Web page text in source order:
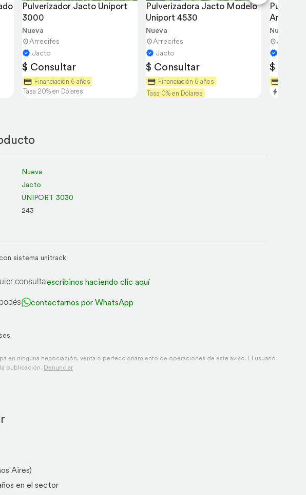
Pulverizador Jacto Uniport
3000
Nueva
Arrecifes
Jacto
$ Consultar
Financiación 6 años
Tasa 20% en Dólares
Pulverizadora Jacto Modelo
Uniport 4530
Nueva
Arrecifes
Jacto
$ Consultar
Financiación 6 años
Tasa 0% en Dólares
Arrastre
18
Nueva
Arrecifes
$
Nueva
Jacto
UNIPORT 3030
243
sistema unitrack.
consultaescribinos haciendo clic aquí
contactarnos por WhatsApp
en ninguna negociación, venta o perfeccionamiento de operaciones de este aviso. El usuario
publicación. Denunciar
Aires)
en el sector